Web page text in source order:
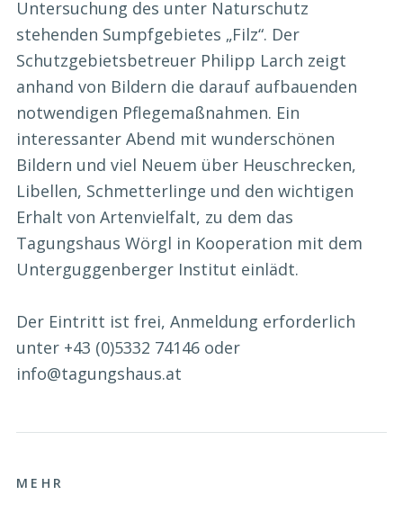
Untersuchung des unter Naturschutz
stehenden Sumpfgebietes „Filz“. Der
Schutzgebietsbetreuer Philipp Larch zeigt
anhand von Bildern die darauf aufbauenden
notwendigen Pflegemaßnahmen. Ein
interessanter Abend mit wunderschönen
Bildern und viel Neuem über Heuschrecken,
Libellen, Schmetterlinge und den wichtigen
Erhalt von Artenvielfalt, zu dem das
Tagungshaus Wörgl in Kooperation mit dem
Unterguggenberger Institut einlädt.
Der Eintritt ist frei, Anmeldung erforderlich
unter +43 (0)5332 74146 oder
info@tagungshaus.at
MEHR